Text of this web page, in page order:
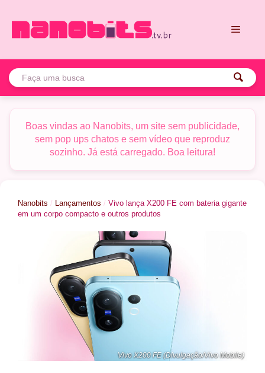
para
Boas vindas ao Nanobits, um site sem publicidade,
sem pop ups chatos e sem vídeo que reproduz
sozinho. Já está carregado. Boa leitura!
Nanobits / Lançamentos / Vivo lança X200 FE com bateria gigante
em um corpo compacto e outros produtos
Vivo X200 FE (Divulgação/Vivo Mobile)